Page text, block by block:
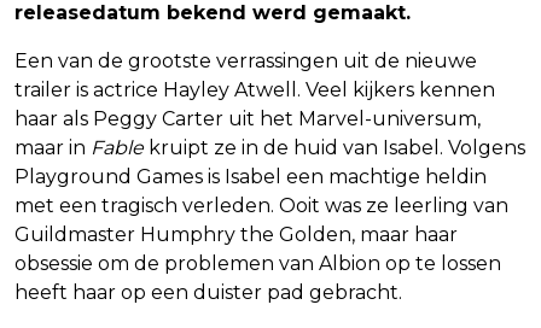
releasedatum bekend werd gemaakt.
Een van de grootste verrassingen uit de nieuwe
trailer is actrice Hayley Atwell. Veel kijkers kennen
haar als Peggy Carter uit het Marvel-universum,
maar in Fablekruipt ze in de huid van Isabel. Volgens
Playground Games is Isabel een machtige heldin
met een tragisch verleden. Ooit was ze leerling van
Guildmaster Humphry the Golden, maar haar
obsessie om de problemen van Albion op te lossen
heeft haar op een duister pad gebracht.